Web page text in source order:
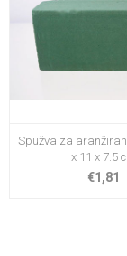
Spužva za
x 11 x 7.5
€1,81